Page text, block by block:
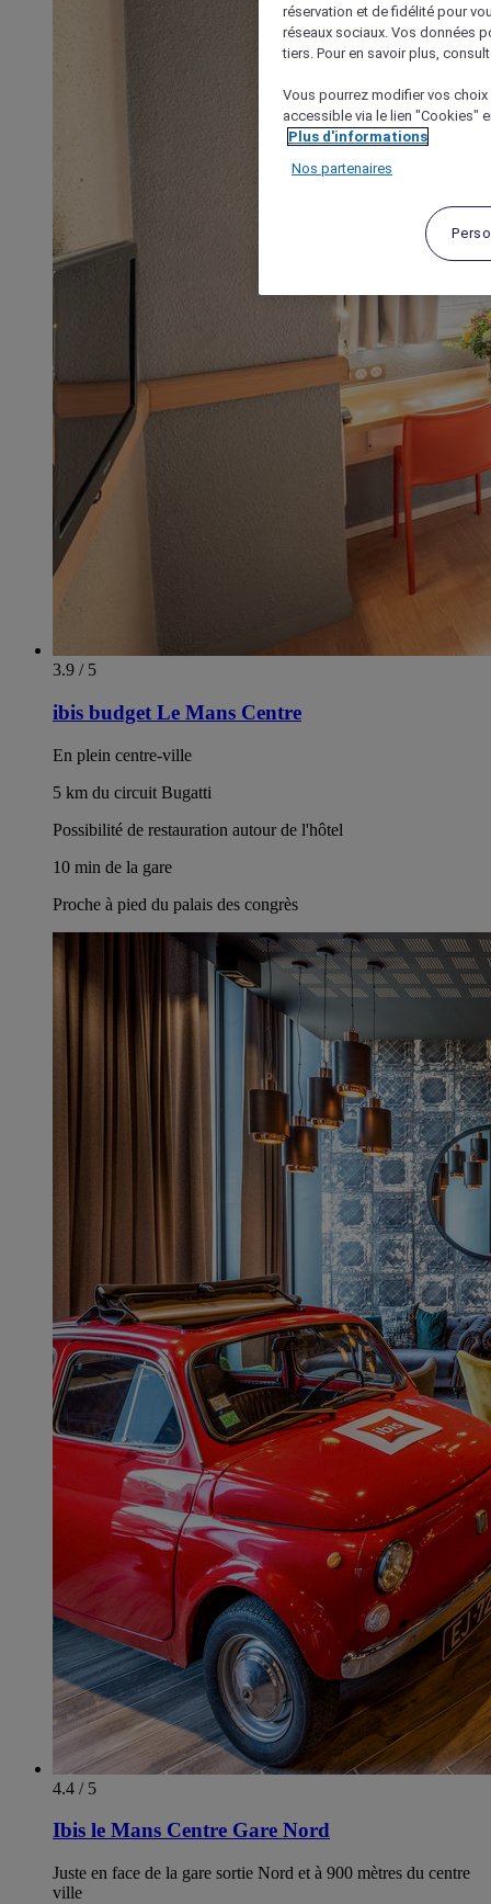
3.9 / 5
ibis budget Le Mans Centre
En plein centre-ville
5 km du circuit Bugatti
Possibilité de restauration autour de l'hôtel
10 min de la gare
Proche à pied du palais des congrès
4.4 / 5
Ibis le Mans Centre Gare Nord
Juste en face de la gare sortie Nord et à 900 mètres du centre
ville
réservation et de fidélité pour
réseaux sociaux. Vos données
tiers. Pour en savoir plus,
Vous pourrez modifier vos
accessible via le lien "Cookies"
Plus d'informations
Nos partenaires